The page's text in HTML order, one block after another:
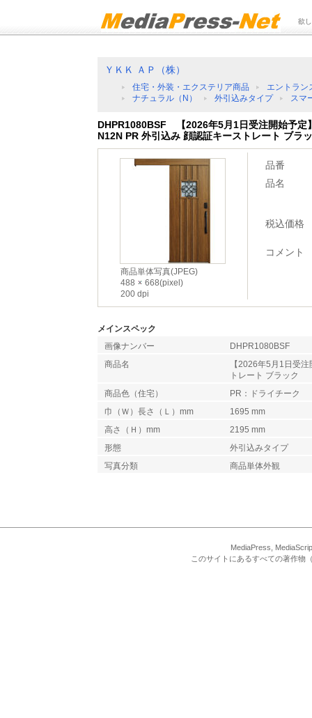
欲
ＹＫＫ ＡＰ（株）
住宅・外装・エクステリア商品
エントラン
ナチュラル（N）
外引込みタイプ スマ
DHPR1080BSF 【2026年5月1日受注開始予定
N12N PR 外引込み 顔認証キーストレート ブラ
商品単体写真(JPEG)
488
668(pixel)
200 dpi
品番
品名
税込価格
コメント
メインスペック
画像ナンバー
DHPR1080BSF
商品名
【2026年5月1日受
トレート ブラック
商品色（住宅）
PR：ドライチーク
巾（Ｗ）長さ（Ｌ）mm
1695 mm
高さ（Ｈ）mm
2195 mm
形態
外引込みタイプ
写真分類
商品単体外観
MediaPress,
このサイトにあるすべての著作物